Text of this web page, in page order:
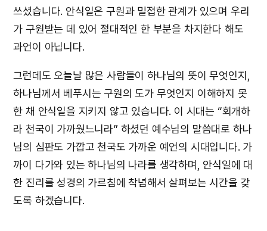
쓰셨습니다. 안식일은 구원과 밀접한 관계가 있으며 우리
가 구원받는 데 있어 절대적인 한 부분을 차지한다 해도
과언이 아닙니다.
그런데도 오늘날 많은 사람들이 하나님의 뜻이 무엇인지,
하나님께서 베푸시는 구원의 도가 무엇인지 이해하지 못
한 채 안식일을 지키지 않고 있습니다. 이 시대는 “회개하
라 천국이 가까웠느니라” 하셨던 예수님의 말씀대로 하나
님의 심판도 가깝고 천국도 가까운 예언의 시대입니다. 가
까이 다가와 있는 하나님의 나라를 생각하며, 안식일에 대
한 진리를 성경의 가르침에 착념해서 살펴보는 시간을 갖
도록 하겠습니다.